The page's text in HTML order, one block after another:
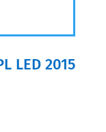
LED 2015